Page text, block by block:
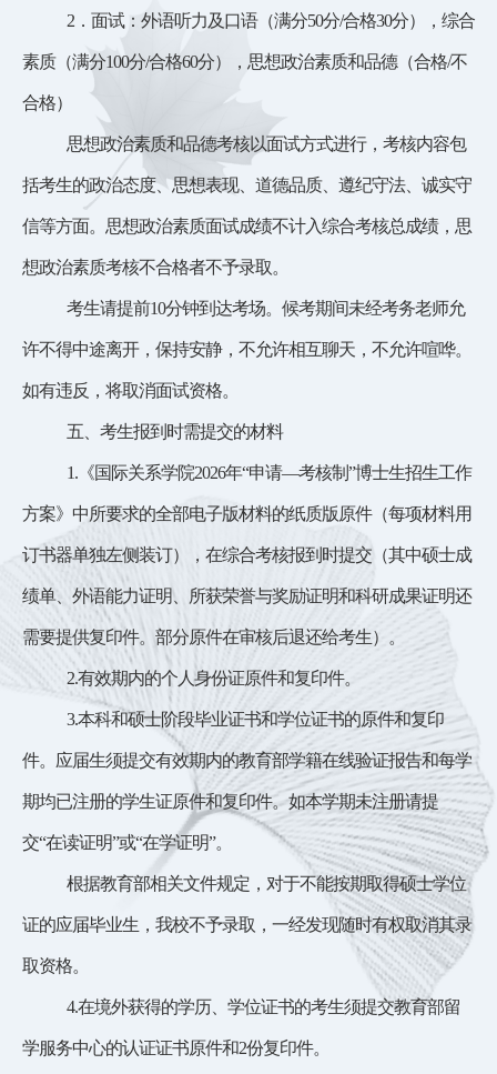
2．面试：外语听力及口语（满分50分/合格30分），综合
素质（满分100分/合格60分） ，思想政治素质和品德（合格/不
合格）
思想政治素质和品德考核以面试方式进行，考核内容包
括考生的政治态度、思想表现、道德品质、遵纪守法、诚实守
信等方面。思想政治素质面试成绩不计入综合考核总成绩，思
想政治素质考核不合格者不予录取。
考生请提前10分钟到达考场。候考期间未经考务老师允
许不得中途离开，保持安静，不允许相互聊天，不允许喧哗。
如有违反，将取消面试资格。
五、考生报到时需提交的材料
1.《国际关系学院2026年“申请—考核制”博士生招生工作
方案》中所要求的全部电子版材料的纸质版原件（每项材料用
订书器单独左侧装订） ，在综合考核报到时提交 （其中硕士成
绩单、外语能力证明、所获荣誉与奖励证明和科研成果证明还
需要提供复印件。部分原件在审核后退还给考生）。
2.有效期内的个人身份证原件和复印件。
3.本科和硕士阶段毕业证书和学位证书的原件和复印
件。应届生须提交有效期内的教育部学籍在线验证报告和每学
期均已注册的学生证原件和复印件。如本学期未注册请提
交“在读证明”或“在学证明”。
根据教育部相关文件规定，对于不能按期取得硕士学位
证的应届毕业生，我校不予录取， 一经发现随时有权取消其录
取资格。
4.在境外获得的学历、学位证书的考生须提交教育部留
学服务中心的认证证书原件和2份复印件。